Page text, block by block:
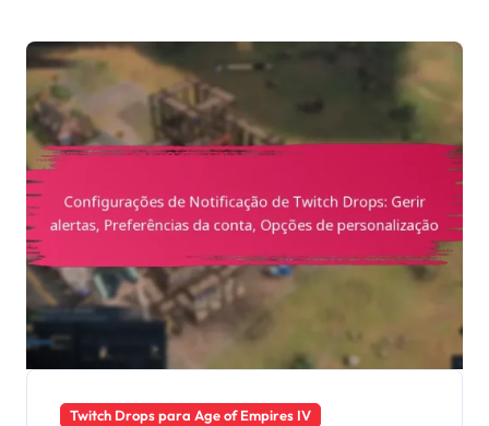
Twitch Drops para Age of Empires IV